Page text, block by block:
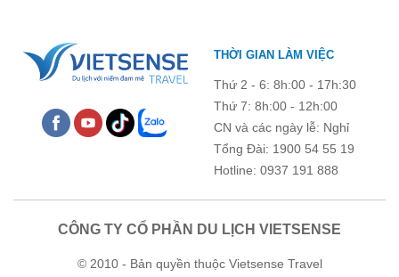
Chú ý: Trường mang dấu (* ) là bắt buộc. Vui lòng không để
trống !
THỜI GIAN LÀM VIỆC
Thứ 2 - 6: 8h:00 - 17h:30
Thứ 7: 8h:00 - 12h:00
CN và các ngày lễ: Nghỉ
Tổng Đài: 1900 54 55 19
Hotline: 0937 191 888
CÔNG TY CỔ PHẦN DU LỊCH VIETSENSE
© 2010 - Bản quyền thuộc Vietsense Travel